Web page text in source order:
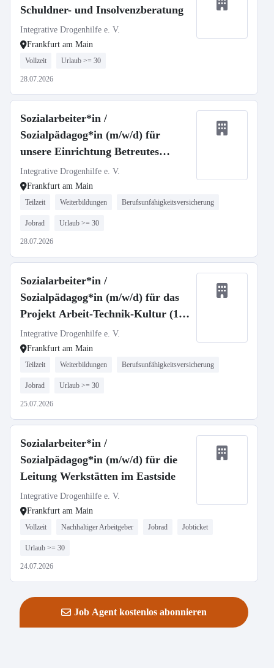
Schuldner- und Insolvenzberatung
Integrative Drogenhilfe e. V.
Frankfurt am Main
Vollzeit Urlaub >= 30
28.07.2026
Sozialarbeiter*in /
Sozialpädagog*in (m/w/d) für
unsere Einrichtung Betreutes
Wohnen in der Kriegkstraße
Integrative Drogenhilfe e. V.
Frankfurt am Main
Teilzeit Weiterbildungen Berufsunfähigkeitsversicherung
Jobrad Urlaub >= 30
28.07.2026
Sozialarbeiter*in /
Sozialpädagog*in (m/w/d) für das
Projekt Arbeit-Technik-Kultur (15
Stunden/Woche)
Integrative Drogenhilfe e. V.
Frankfurt am Main
Teilzeit Weiterbildungen Berufsunfähigkeitsversicherung
Jobrad Urlaub >= 30
25.07.2026
Sozialarbeiter*in /
Sozialpädagog*in (m/w/d) für die
Leitung Werkstätten im Eastside
Integrative Drogenhilfe e. V.
Frankfurt am Main
Vollzeit Nachhaltiger Arbeitgeber Jobrad Jobticket
Urlaub >= 30
24.07.2026
Job Agent kostenlos abonnieren